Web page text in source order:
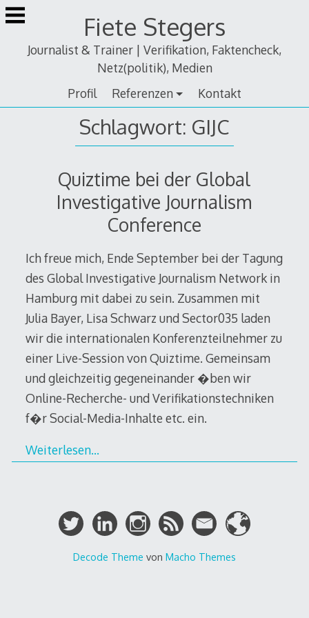
Zum
Inhalt
Fiete Stegers
Journalist & Trainer | Verifikation, Faktencheck,
Netz(politik), Medien
Profil
Referenzen Kontakt
Schlagwort: GIJC
Quiztime bei der Global
Investigative Journalism
Conference
Ich freue mich, Ende September bei der Tagung
des Global Investigative Journalism Network in
Hamburg mit dabei zu sein. Zusammen mit
Julia Bayer, Lisa Schwarz und Sector035 laden
wir die internationalen Konferenzteilnehmer zu
einer Live-Session von Quiztime. Gemeinsam
und gleichzeitig gegeneinander �ben wir
Online-Recherche- und Verifikationstechniken
f�r Social-Media-Inhalte etc. ein.
Weiterlesen…
Decode Theme von Macho Themes